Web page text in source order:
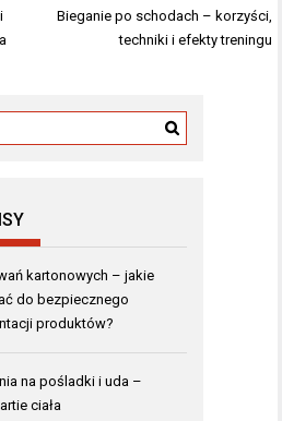
Bieganie po schodach – korzyści,
techniki i efekty treningu
kartonowych – jakie
do bezpiecznego
produktów?
na pośladki i uda –
ciała